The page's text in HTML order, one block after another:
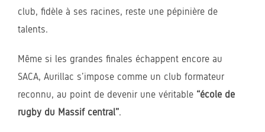
club, fidèle à ses racines, reste une pépinière de
talents.
Même si les grandes finales échappent encore au
SACA, Aurillac s’impose comme un club formateur
reconnu, au point de devenir une véritable “école de
rugby du Massif central”.